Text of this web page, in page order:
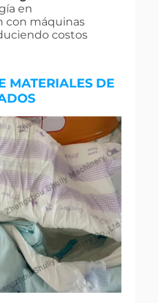
en
con máquinas
costos
MATERIALES DE